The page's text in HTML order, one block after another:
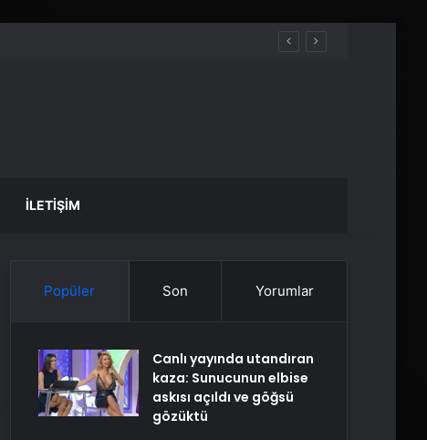
İLETIŞIM
Popüler Son Yorumlar
Canlı yayında utandıran
kaza: Sunucunun elbise
askısı açıldı ve göğsü
gözüktü